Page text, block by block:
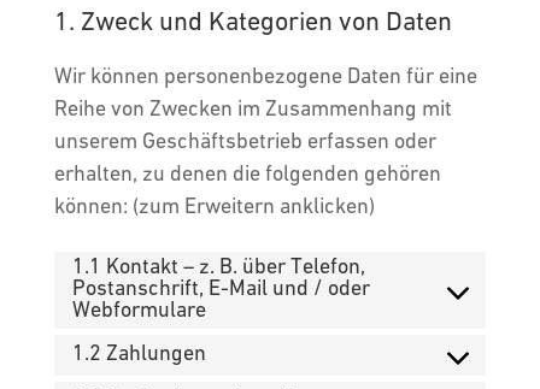
1. Zweck und Kategorien von Daten
Wir können personenbezogene Daten für eine
Reihe von Zwecken im Zusammenhang mit
unserem Geschäftsbetrieb erfassen oder
erhalten, zu denen die folgenden gehören
können: (zum Erweitern anklicken)
1.1 Kontakt – z. B. über Telefon,
Postanschrift, E-Mail und / oder
Webformulare
1.2 Zahlungen